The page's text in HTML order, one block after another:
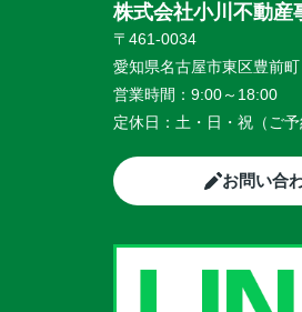
株式会社小川不動産
〒461-0034
愛知県名古屋市東区豊前
営業時間： 9:00～18:00
定休日： 土・日・祝（ご
お問い合